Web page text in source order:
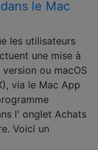
le Mac
les utilisateurs
une mise à
ou macOS
via le Mac App
l' onglet Achats
Voici un